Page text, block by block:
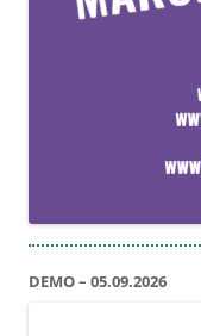
DEMO – 05.09.2026